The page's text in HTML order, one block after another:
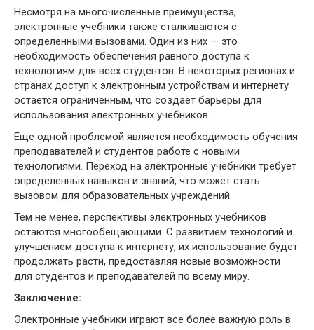
Несмотря на многочисленные преимущества,
электронные учебники также сталкиваются с
определенными вызовами. Один из них — это
необходимость обеспечения равного доступа к
технологиям для всех студентов. В некоторых регионах и
странах доступ к электронным устройствам и интернету
остается ограниченным, что создает барьеры для
использования электронных учебников.
Еще одной проблемой является необходимость обучения
преподавателей и студентов работе с новыми
технологиями. Переход на электронные учебники требует
определенных навыков и знаний, что может стать
вызовом для образовательных учреждений.
Тем не менее, перспективы электронных учебников
остаются многообещающими. С развитием технологий и
улучшением доступа к интернету, их использование будет
продолжать расти, предоставляя новые возможности
для студентов и преподавателей по всему миру.
Заключение:
Электронные учебники играют все более важную роль в